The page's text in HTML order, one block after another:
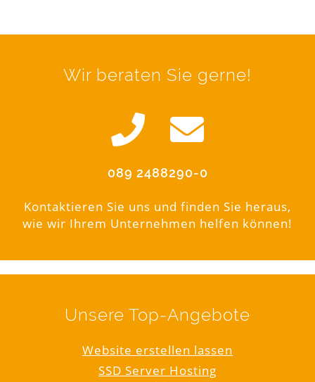
Wir beraten Sie gerne!
089 2488290-0
Kontaktieren Sie uns und finden Sie heraus,
wie wir Ihrem Unternehmen helfen können!
Unsere Top-Angebote
Website erstellen lassen
SSD Server Hosting